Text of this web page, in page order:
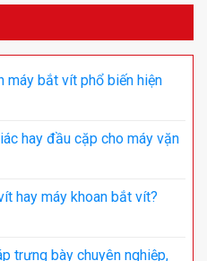
máy bắt vít phổ biến hiện
hay đầu cặp cho máy vặn
hay máy khoan bắt vít?
trưng bày chuyên nghiệp,